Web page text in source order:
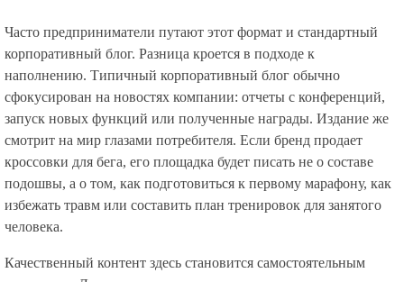
Часто предприниматели путают этот формат и стандартный
корпоративный блог. Разница кроется в подходе к
наполнению. Типичный корпоративный блог обычно
сфокусирован на новостях компании: отчеты с конференций,
запуск новых функций или полученные награды. Издание же
смотрит на мир глазами потребителя. Если бренд продает
кроссовки для бега, его площадка будет писать не о составе
подошвы, а о том, как подготовиться к первому марафону, как
избежать травм или составить план тренировок для занятого
человека.
Качественный контент здесь становится самостоятельным